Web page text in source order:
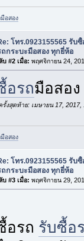
อสอง
โทร.0923155565 รับ
ถกระบะมือสอง ทุกยี่ห้อ
บ #2 เมื่อ: พฤศจิกายน 24,
อรถมือสอ
รั้งสุดท้าย: เมษายน 17,
อสอง
โทร.0923155565 รับ
ถกระบะมือสอง ทุกยี่ห้อ
บ #3 เมื่อ: พฤศจิกายน 29,
อรถ รับซื้อ